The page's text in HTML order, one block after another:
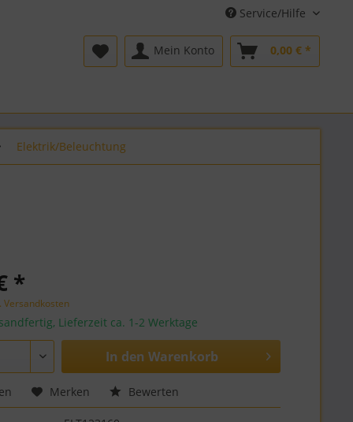
Service/Hilfe
Mein Konto 0,00 € *
Elektrik/Beleuchtung
*
Versandkosten
Lieferzeit ca. 1-2 Werktage
In den Warenkorb
Merken Bewerten